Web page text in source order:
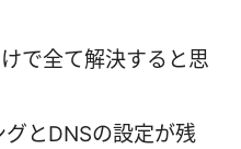
で全て解決すると思
とDNSの設定が残